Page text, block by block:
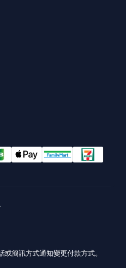
或簡訊方式通知變更付款方式。